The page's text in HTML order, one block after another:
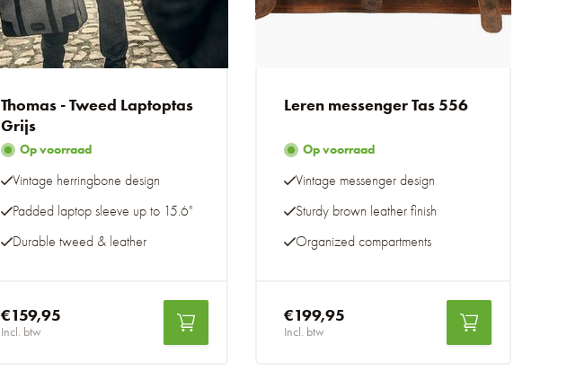
Thomas - Tweed Laptoptas
Grijs
Op voorraad
Vintage herringbone design
Padded laptop sleeve up to 15.6"
Durable tweed & leather
€159,95
Incl. btw
Leren messenger Tas 556
Op voorraad
Vintage messenger design
Sturdy brown leather finish
Organized compartments
€199,95
Incl. btw